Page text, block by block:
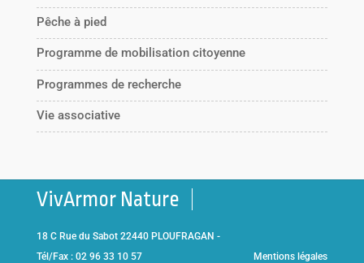
Pêche à pied
Programme de mobilisation citoyenne
Programmes de recherche
Vie associative
VivArmor Nature
18 C Rue du Sabot 22440 PLOUFRAGAN -
Tél/Fax : 02 96 33 10 57
Mentions légales